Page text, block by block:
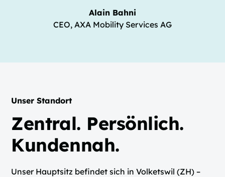
Alain Bahni
CEO, AXA Mobility Services AG
Unser Standort
Zentral. Persönlich.
Kundennah.
Unser Hauptsitz befindet sich in Volketswil (ZH) –